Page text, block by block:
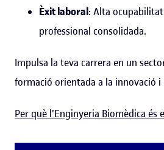
Èxit laboral: Alta
professional consolidada.
Impulsa la teva carrera en un
formació orientada a la innovació
Per què l'Enginyeria Biomèdica és